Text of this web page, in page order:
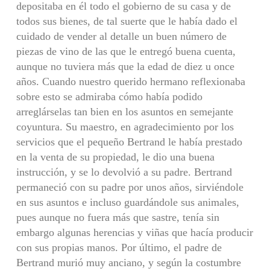
depositaba en él todo el gobierno de su casa y de
todos sus bienes, de tal suerte que le había dado el
cuidado de vender al detalle un buen número de
piezas de vino de las que le entregó buena cuenta,
aunque no tuviera más que la edad de diez u once
años. Cuando nuestro querido hermano reflexionaba
sobre esto se admiraba cómo había podido
arreglárselas tan bien en los asuntos en semejante
coyuntura. Su maestro, en agradecimiento por los
servicios que el pequeño Bertrand le había prestado
en la venta de su propiedad, le dio una buena
instrucción, y se lo devolvió a su padre. Bertrand
permaneció con su padre por unos años, sirviéndole
en sus asuntos e incluso guardándole sus animales,
pues aunque no fuera más que sastre, tenía sin
embargo algunas herencias y viñas que hacía producir
con sus propias manos. Por último, el padre de
Bertrand murió muy anciano, y según la costumbre